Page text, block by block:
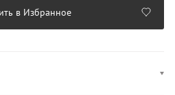
в Избранное